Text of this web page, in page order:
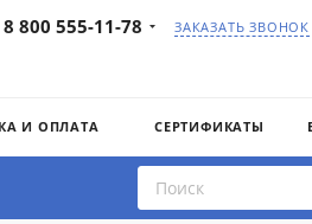
8 800 555-11-78 ЗАКАЗАТЬ ЗВОНОК
И ОПЛАТА СЕРТИФИКАТЫ